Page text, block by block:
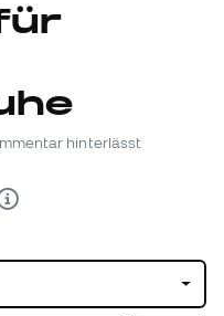
hinterlässt